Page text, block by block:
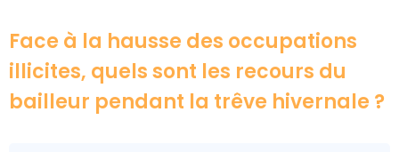
Face à la hausse des occupations
illicites, quels sont les recours du
bailleur pendant la trêve hivernale ?